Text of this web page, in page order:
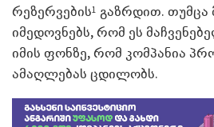
რეზერვების1 გაზრდით. თუმცა
იმედოვნებს, რომ ეს
იმის ფონზე, რომ კომპანია
ამაღლებას ცდილობს.